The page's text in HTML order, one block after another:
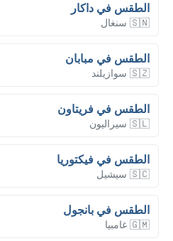
الطقس في داكار
🇸🇳 سنغال
الطقس في مبابان
🇸🇿 سوازيلند
الطقس في فريتاون
🇸🇱 سيراليون
الطقس في فيكتوريا
🇸🇨 سيشيل
الطقس في بانجول
🇬🇲 غامبيا